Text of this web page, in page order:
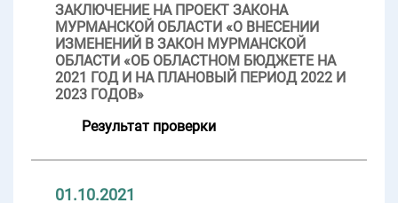
ЗАКЛЮЧЕНИЕ НА ПРОЕКТ ЗАКОНА
МУРМАНСКОЙ ОБЛАСТИ «О ВНЕСЕНИИ
ИЗМЕНЕНИЙ В ЗАКОН МУРМАНСКОЙ
ОБЛАСТИ «ОБ ОБЛАСТНОМ БЮДЖЕТЕ НА
2021 ГОД И НА ПЛАНОВЫЙ ПЕРИОД 2022 И
2023 ГОДОВ»
Результат проверки
01.10.2021